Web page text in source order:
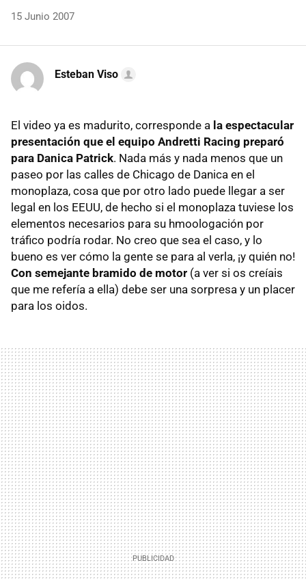
15 Junio 2007
Esteban Viso
El video ya es madurito, corresponde a la espectacular
presentación que el equipo Andretti Racing preparó
para Danica Patrick. Nada más y nada menos que un
paseo por las calles de Chicago de Danica en el
monoplaza, cosa que por otro lado puede llegar a ser
legal en los EEUU, de hecho si el monoplaza tuviese los
elementos necesarios para su hmoologación por
tráfico podría rodar. No creo que sea el caso, y lo
bueno es ver cómo la gente se para al verla, ¡y quién no!
Con semejante bramido de motor (a ver si os creíais
que me refería a ella) debe ser una sorpresa y un placer
para los oidos.